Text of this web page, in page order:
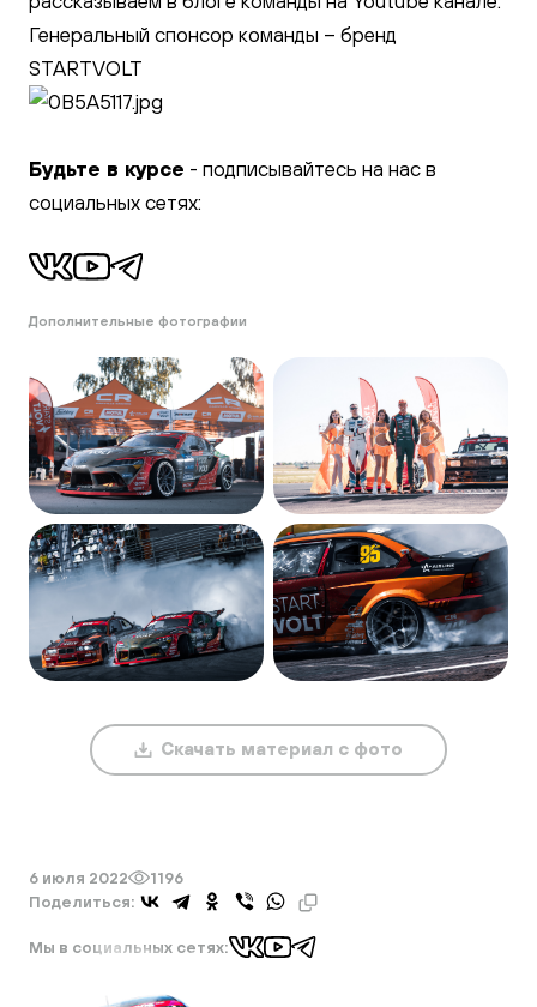
Генеральный спонсор команды –бренд
STARTVOLT
Будьте в курсе - подписывайтесь на нас в
социальных сетях:
Дополнительные фотографии
Скачать материал с фото
6 июля 2022
1196
Поделиться:
Мы в социальных сетях: